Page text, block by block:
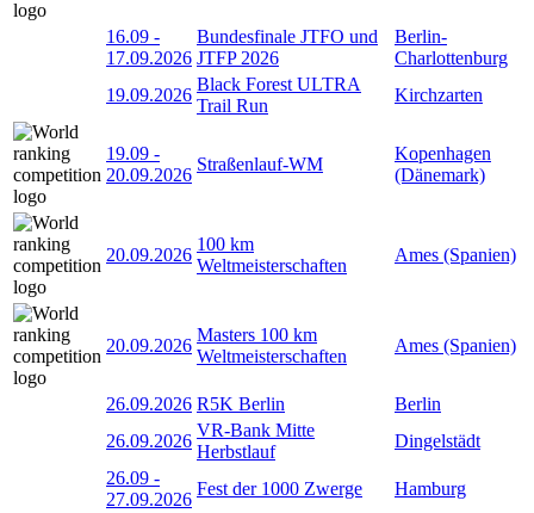
16.09 -
17.09.2026
Bundesfinale JTFO und
JTFP 2026
Berlin-
Charlottenburg
19.09.2026
Black Forest ULTRA
Trail Run
Kirchzarten
19.09 -
20.09.2026
Straßenlauf-WM
Kopenhagen
(Dänemark)
20.09.2026
100 km
Weltmeisterschaften
Ames (Spanien)
20.09.2026
Masters 100 km
Weltmeisterschaften
Ames (Spanien)
26.09.2026 R5K Berlin
Berlin
26.09.2026
VR-Bank Mitte
Herbstlauf
Dingelstädt
26.09 -
27.09.2026
Fest der 1000 Zwerge
Hamburg